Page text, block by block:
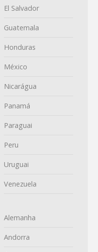
El Salvador
Guatemala
Honduras
México
Nicarágua
Panamá
Paraguai
Peru
Uruguai
Venezuela
Alemanha
Andorra